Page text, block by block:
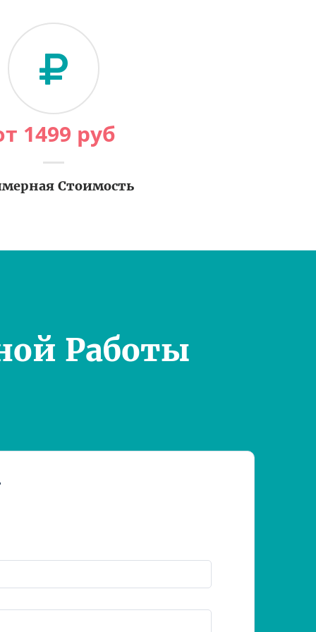
1499 руб
Стоимость
Работы